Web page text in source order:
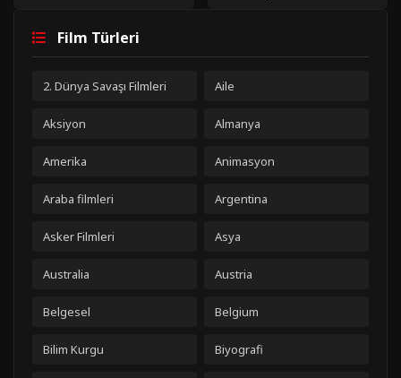
Film Türleri
2. Dünya Savaşı Filmleri Aile
Aksiyon Almanya
Amerika Animasyon
Araba filmleri Argentina
Asker Filmleri Asya
Australia Austria
Belgesel Belgium
Bilim Kurgu Biyografi